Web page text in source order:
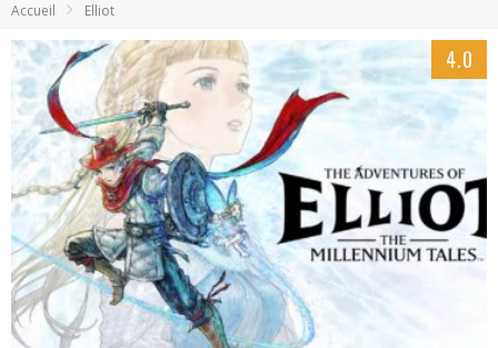
« MOFUSAND / Parler Japonais » – Des Expressions Pratiques !
« Dr Wertham / L’homme qui étudia les tueurs en série » - Un Métier à Risque !
« Le Vent dand les Saules » - Une Belle Histoire !
Accueil Elliot
4.0